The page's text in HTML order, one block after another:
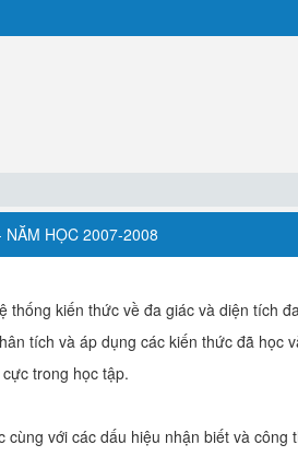
NĂM HỌC 2007-2008
thống kiến thức về đa giác và diện tích
tích và áp dụng các kiến thức đã học
trong học tập.
cùng với các dấu hiệu nhận biết và công